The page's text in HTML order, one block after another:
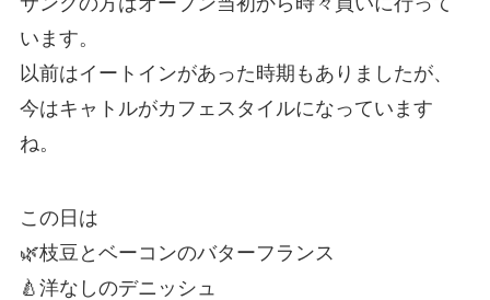
います。
以前はイートインがあった時期もありましたが、
今はキャトルがカフェスタイルになっています
ね。
この日は
🌿枝豆とベーコンのバターフランス
🍐洋なしのデニッシュ